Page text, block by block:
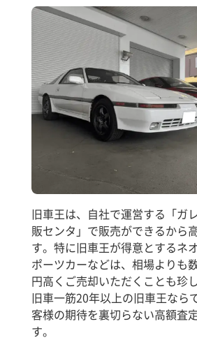
旧車王は、自社で運営する「ガ
販センタ」で販売ができるから
す。特に旧車王が得意とするネ
ポーツカーなどは、相場よりも
円高くご売却いただくことも珍
旧車一筋20年以上の旧車王なら
客様の期待を裏切らない高額査
す。